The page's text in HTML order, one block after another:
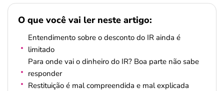
O que você vai ler neste artigo:
Entendimento sobre o desconto do IR ainda é
limitado
Para onde vai o dinheiro do IR? Boa parte não sabe
responder
Restituição é mal compreendida e mal explicada